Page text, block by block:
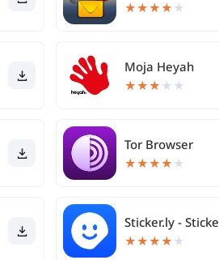
★★★★ ★
Moja Heyah
★★★ ★ ★
Tor Browser
★★★★ ★
★★★★ ★